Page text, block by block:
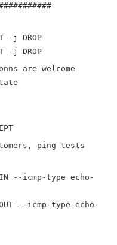
-j DROP
-j DROP
are welcome
ping tests
--icmp-type echo-
--icmp-type echo-